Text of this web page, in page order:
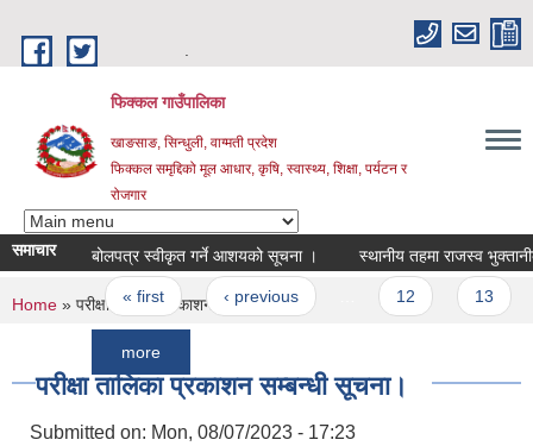
फिक्कल गाउँपालिका
खाङसाङ, सिन्धुली, वाग्मती प्रदेश
फिक्कल समृद्दिको मूल आधार, कृषि, स्वास्थ्य, शिक्षा, पर्यटन र
रोजगार
समाचारबोलपत्र स्वीकृत गर्ने आशयको सूचना । स्थानीय तहमा राजस्व भुक्तानीको
Pages
« first ‹ previous …
You are here
Home » परीक्षा तालिका प्रकाशन सम्बन्धी सूचना।
परीक्षा तालिका प्रकाशन सम्बन्धी सूचना।
Submitted on: Mon, 08/07/2023 - 17:23